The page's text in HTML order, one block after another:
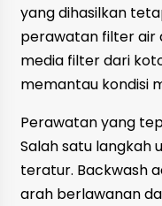
yang dihasilkan
perawatan filter air
media filter dari
memantau kondisi
Perawatan yang
Salah satu
teratur. Backwash
arah berlawanan